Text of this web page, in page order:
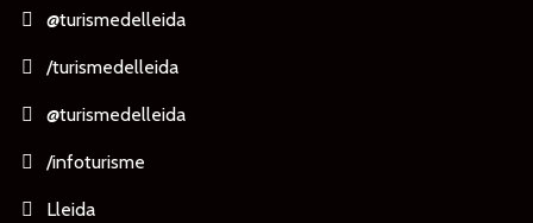
@turismedelleida
/turismedelleida
@turismedelleida
/infoturisme
Lleida